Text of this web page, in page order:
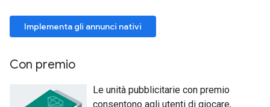
Implementa gli annunci nativi
Con premio
Le unità pubblicitarie con premio
consentono agli utenti di giocare,